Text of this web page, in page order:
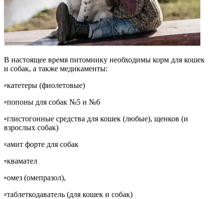
В настоящее время питомнику необходимы корм для кошек
и собак, а также медикаменты:
▫катетеры (фиолетовые)
▫попоны для собак №5 и №6
▫глистогонные средства для кошек (любые), щенков (и
взрослых собак)
▫амит форте для собак
▫квамател
▫омез (омепразол),
▫таблеткодаватель (для кошек и собак)